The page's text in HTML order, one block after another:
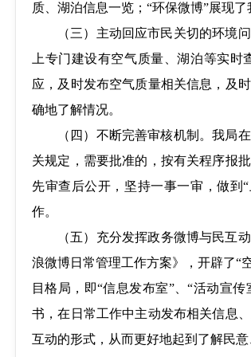
质、湖泊信息一览；“环保微博”展现
（三）主动回应市民关切的环境
上专门建设有空气质量、湖泊等实
应，及时发布空气质量相关信息，及
确地了解情况。
（四）不断完善审核机制。我局
关规定，需要批准的，按有关程序报
先审查后公开，坚持一事一审，做到
作。
（五）充分发挥政务微博与民互
浪微博日常管理工作方案》，开辟了“
目格局，即“信息发布室”、“活动宣
书，在日常工作中主动发布相关信息
互动的形式，从而更好地起到了解民意